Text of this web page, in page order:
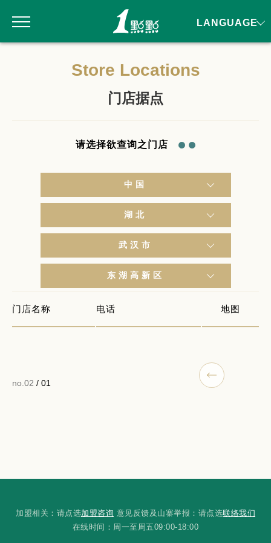
Store Locations
门店据点
请选择欲查询之门店
中国
湖北
武汉市
东湖高新区
门店名称 电话 地图
no.02 / 01
加盟相关：请点选加盟咨询 意见反馈及山寨举报：请点选联络我们
在线时间：周一至周五09:00-18:00
LANGUAGE